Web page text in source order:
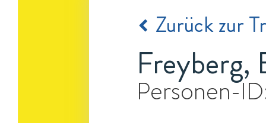
Zurück zur
Freyberg,
Personen-